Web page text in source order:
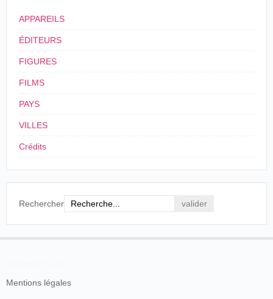
APPAREILS
ÉDITEURS
FIGURES
FILMS
PAYS
VILLES
Crédits
Rechercher
Mentions légales